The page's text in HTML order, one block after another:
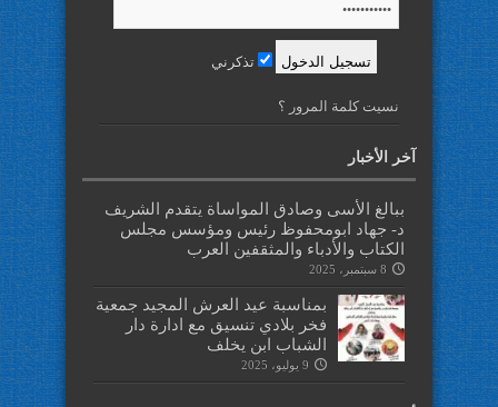
تذكرني
نسيت كلمة المرور ؟
آخر الأخبار
ببالغ الأسى وصادق المواساة يتقدم الشريف
د- جهاد ابومحفوظ رئيس ومؤسس مجلس
الكتاب والأدباء والمثقفين العرب
8 سبتمبر، 2025
بمناسبة عيد العرش المجيد جمعية
فخر بلادي تنسيق مع ادارة دار
الشباب ابن يخلف
9 يوليو، 2025